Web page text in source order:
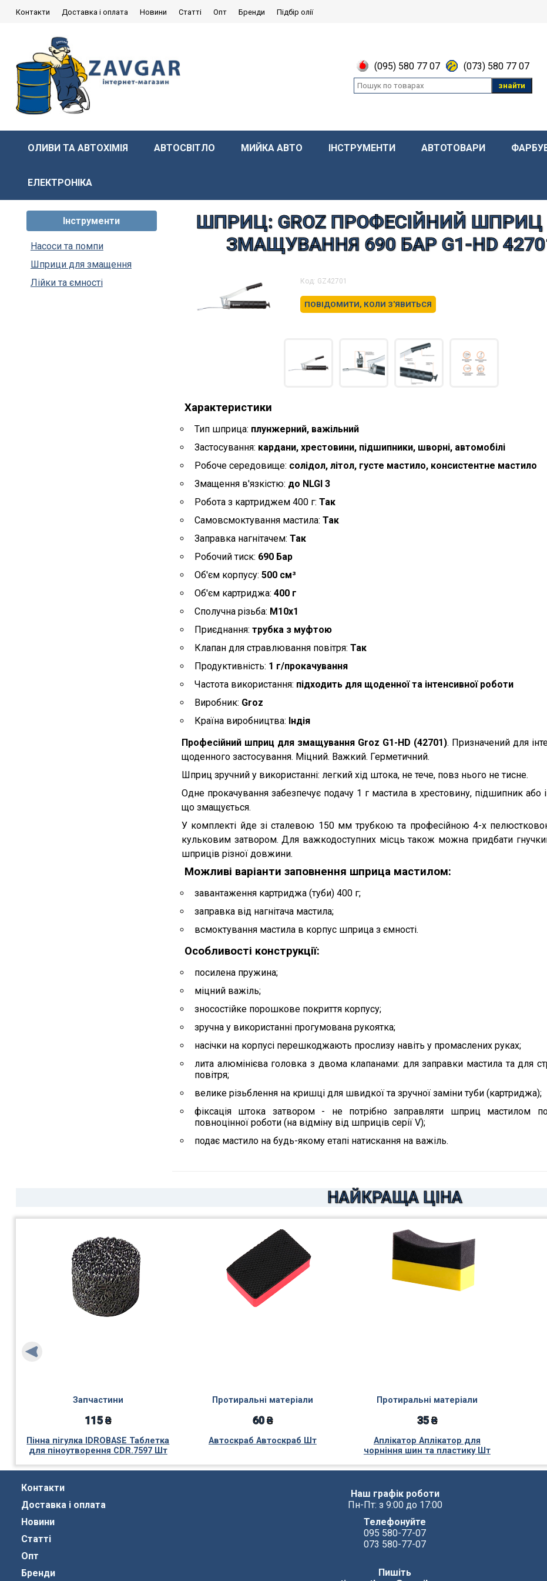
Контакти Доставка і оплата Новини Статті Опт Бренди Підбір олії
(095) 580 77 07 (073) 580 77 07
знайти
ОЛИВИ ТА АВТОХІМІЯ АВТОСВІТЛО МИЙКА АВТО ІНСТРУМЕНТИ АВТОТОВАРИ
ЕЛЕКТРОНІКА
Інструменти
Насоси та помпи
Шприци для змащення
Лійки та ємності
ШПРИЦ: GROZ ПРОФЕСІЙНИЙ
ЗМАЩУВАННЯ 690 БАР G1-HD
Код: GZ42701
ПОВІДОМИТИ, КОЛИ З'ЯВИТЬСЯ
Характеристики
Тип шприца: плунжерний, важільний
Застосування: кардани, хрестовини, підшипники, шворні, автомобілі
Робоче середовище: солідол, літол, густе мастило, консистентне мастило
Змащення в'язкістю: до NLGI 3
Робота з картриджем 400 г: Так
Самовсмоктування мастила: Так
Заправка нагнітачем: Так
Робочий тиск: 690 Бар
Об'єм корпусу: 500 см³
Об'єм картриджа: 400 г
Сполучна різьба: М10х1
Приєднання: трубка з муфтою
Клапан для стравлювання повітря: Так
Продуктивність: 1 г/прокачування
Частота використання: підходить для щоденної та інтенсивної роботи
Виробник: Groz
Країна виробництва: Індія
Професійний шприц для змащування Groz G1-HD (42701). Призначений для
щоденного застосування. Міцний. Важкий. Герметичний.
Шприц зручний у використанні: легкий хід штока, не тече, повз нього не тисне.
Одне прокачування забезпечує подачу 1 г мастила в хрестовину, підшипник або
що змащується.
У комплекті йде зі сталевою 150 мм трубкою та професійною 4-х
кульковим затвором. Для важкодоступних місць також можна придбати
шприців різної довжини.
Можливі варіанти заповнення шприца мастилом:
завантаження картриджа (туби) 400 г;
заправка від нагнітача мастила;
всмоктування мастила в корпус шприца з ємності.
Особливості конструкції:
посилена пружина;
міцний важіль;
зносостійке порошкове покриття корпусу;
зручна у використанні прогумована рукоятка;
насічки на корпусі перешкоджають прослизу навіть у промаслених руках;
лита алюмінієва головка з двома клапанами: для заправки мастила та для
повітря;
велике різьблення на кришці для швидкої та зручної заміни туби (картриджа);
фіксація штока затвором - не потрібно заправляти шприц мастилом
повноцінної роботи (на відміну від шприців серії V);
подає мастило на будь-якому етапі натискання на важіль.
НАЙКРАЩА ЦІНА
Запчастини
115 ₴
Пінна пігулка IDROBASE Таблетка
для піноутворення CDR.7597 Шт
Протиральні матеріали
60 ₴
Автоскраб Автоскраб Шт
Протиральні матеріали
35 ₴
Аплікатор Аплікатор для
чорніння шин та пластику Шт
Контакти
Доставка і оплата
Новини
Статті
Опт
Бренди
Наш графік роботи
Пн-Пт: з 9:00 до 17:00
Телефонуйте
095 580-77-07
073 580-77-07
Пишіть